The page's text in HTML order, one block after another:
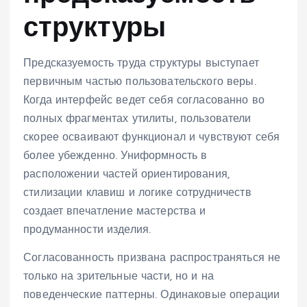
структуры
Предсказуемость труда структуры выступает
первичным частью пользовательского веры.
Когда интерфейс ведет себя согласованно во
полных фрагментах утилиты, пользователи
скорее осваивают функционал и чувствуют себя
более убежденно. Униформность в
расположении частей ориентирования,
стилизации клавиш и логике сотрудничеств
создает впечатление мастерства и
продуманности изделия.
Согласованность призвана распространяться не
только на зрительные части, но и на
поведенческие паттерны. Одинаковые операции